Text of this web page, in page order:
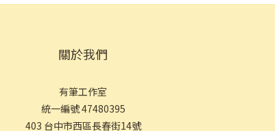
關於我們
有筆工作室
統一編號 47480395
403 台中市西區長春街14號